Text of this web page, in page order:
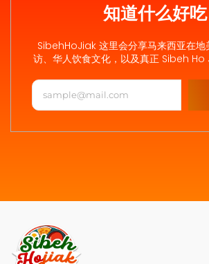
知道什么好吃
SibehHoJiak 这里会分享马来西亚在地
访、华人饮食文化，以及真正 Sibeh Ho